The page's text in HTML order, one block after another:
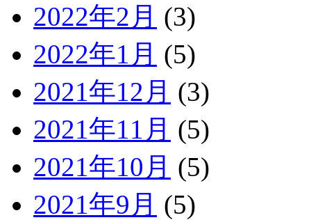
2022年2月 (3)
2022年1月 (5)
2021年12月 (3)
2021年11月 (5)
2021年10月 (5)
2021年9月 (5)